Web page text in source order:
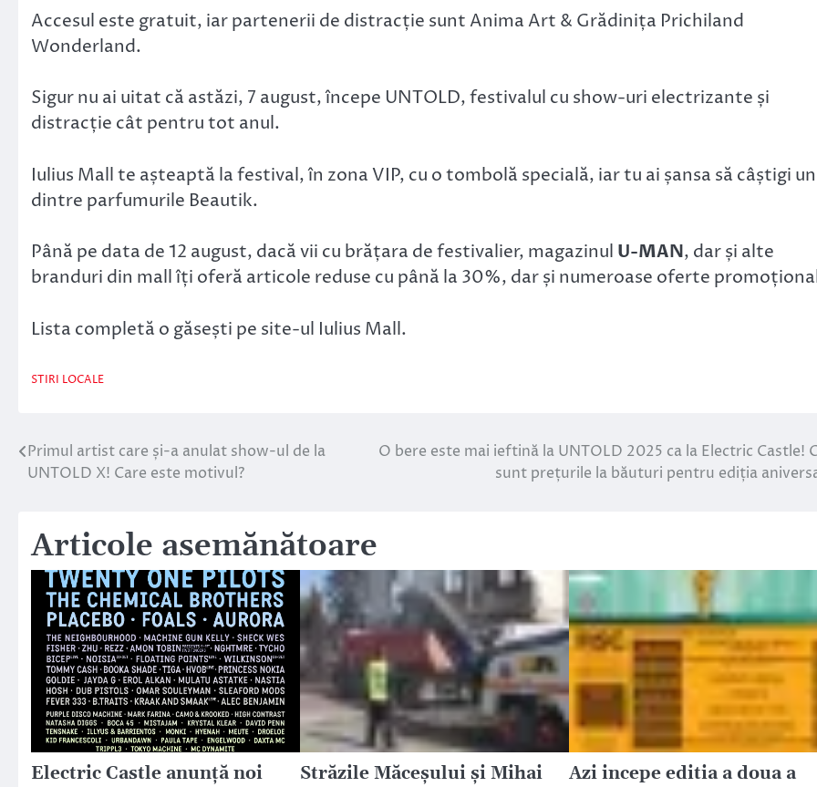
Accesul este gratuit, iar partenerii de distracție sunt Anima Art & Grădinița Prichiland
Wonderland.
Sigur nu ai uitat că astăzi, 7 august, începe UNTOLD, festivalul cu show-uri electrizante și
distracție cât pentru tot anul.
Iulius Mall te așteaptă la festival, în zona VIP, cu o tombolă specială, iar tu ai șansa să câștigi
dintre parfumurile Beautik.
Până pe data de 12 august, dacă vii cu brățara de festivalier, magazinul U-MAN, dar și alte
branduri din mall îți oferă articole reduse cu până la 30%, dar și numeroase oferte
Lista completă o găsești pe site-ul Iulius Mall.
STIRI LOCALE
Navigare
Primul artist care și-a anulat show-ul de la
UNTOLD X! Care este motivul?
O bere este mai ieftină la UNTOLD 2025 ca la Electric Castle!
sunt prețurile la băuturi pentru ediția
Articole asemănătoare
Electric Castle anunță noi
Străzile Măceşului şi Mihai
Azi incepe editia a doua a